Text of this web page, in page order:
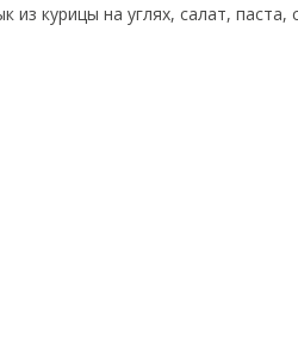
курицы на углях, салат, паста,